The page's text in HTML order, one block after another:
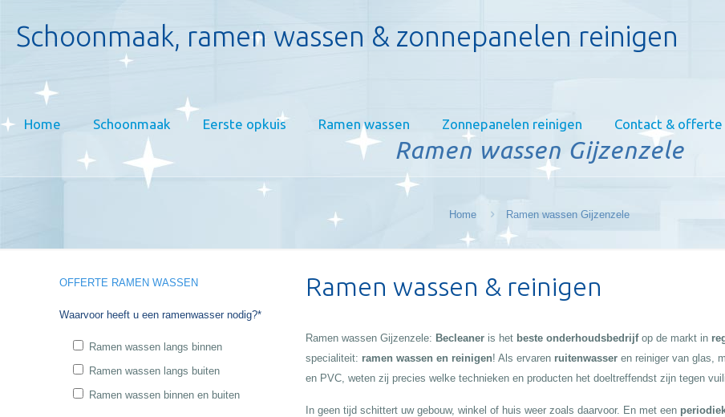
Schoonmaak, ramen wassen & zonnepanelen reinigen
Home Schoonmaak Eerste opkuis Ramen wassen Zonnepanelen reinigen Contact & offerte
Ramen wassen Gijzenzele
Home Ramen wassen Gijzenzele
OFFERTE RAMEN WASSEN
Waarvoor heeft u een ramenwasser nodig?*
Ramen wassen langs binnen
Ramen wassen langs buiten
Ramen wassen binnen en buiten
Ramen wassen & reinigen
Ramen wassen Gijzenzele: Becleaneris het beste onderhoudsbedrijfop de markt in
specialiteit: ramen wassen en reinigen! Als ervaren ruitenwasseren reiniger van glas,
en PVC, weten zij precies welke technieken en producten het doeltreffendst zijn tegen
In geen tijd schittert uw gebouw, winkel of huis weer zoals daarvoor. En met een